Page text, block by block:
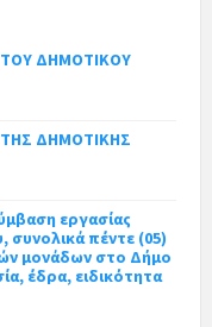
ΔΗΜΟΤΙΚΟΥ
ΔΗΜΟΤΙΚΗΣ
εργασίας
συνολικά πέντε (05)
μονάδων στο Δήμο
έδρα, ειδικότητα